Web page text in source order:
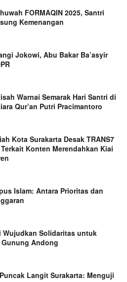
FORMAQIN 2025, Santri
Kemenangan
Jokowi, Abu Bakar Ba’asyir
Warnai Semarak Hari Santri di
Qur’an Putri Pracimantoro
Kota Surakarta Desak TRANS7
Konten Merendahkan Kiai
Islam: Antara Prioritas dan
Wujudkan Solidaritas untuk
Andong
Langit Surakarta: Menguji